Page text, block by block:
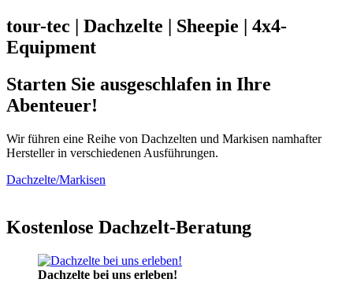
tour-tec | Dachzelte | Sheepie | 4x4-
Equipment
Starten Sie ausgeschlafen in Ihre
Abenteuer!
Wir führen eine Reihe von Dachzelten und Markisen namhafter
Hersteller in verschiedenen Ausführungen.
Dachzelte/Markisen
Kostenlose Dachzelt-Beratung
Dachzelte bei uns erleben!